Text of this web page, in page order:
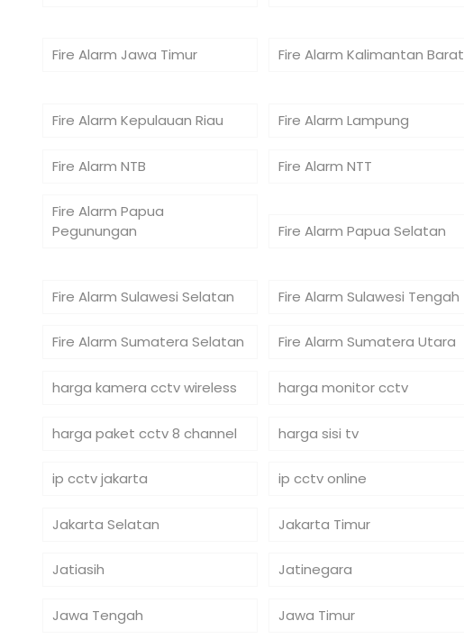
Fire Alarm Jawa Timur Fire Alarm Kalimantan Barat
Fire Alarm Kepulauan Riau Fire Alarm Lampung
Fire Alarm NTB Fire Alarm NTT
Fire Alarm Papua
Pegunungan
Fire Alarm Papua Selatan
Fire Alarm Sulawesi Selatan Fire Alarm Sulawesi Tengah
Fire Alarm Sumatera Selatan Fire Alarm Sumatera Utara
harga kamera cctv wireless harga monitor cctv
harga paket cctv 8 channel harga sisi tv
ip cctv jakarta ip cctv online
Jakarta Selatan Jakarta Timur
Jatiasih Jatinegara
Jawa Tengah Jawa Timur